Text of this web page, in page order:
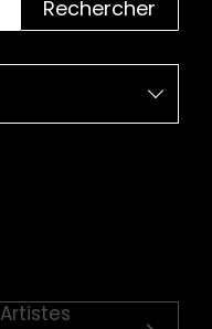
Rechercher
Artistes